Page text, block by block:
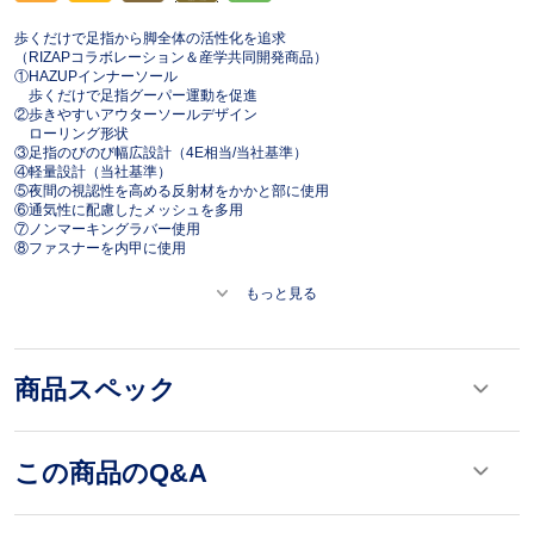
歩くだけで足指から脚全体の活性化を追求
（RIZAPコラボレーション＆産学共同開発商品）
①HAZUPインナーソール
歩くだけで足指グーパー運動を促進
②歩きやすいアウターソールデザイン
ローリング形状
③足指のびのび幅広設計（4E相当/当社基準）
④軽量設計（当社基準）
⑤夜間の視認性を高める反射材をかかと部に使用
⑥通気性に配慮したメッシュを多用
⑦ノンマーキングラバー使用
⑧ファスナーを内甲に使用
もっと見る
商品スペック
この商品のQ&A